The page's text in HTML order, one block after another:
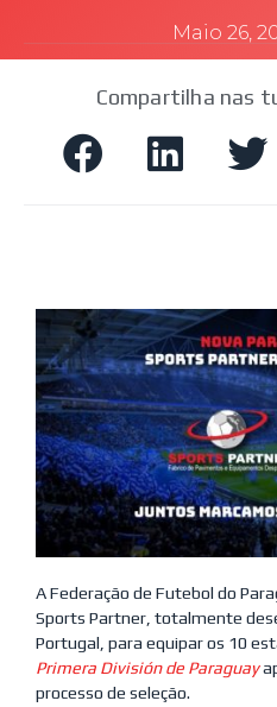
Maio 26,
Compartilha nas
A Federação de Futebol do
Sports Partner, totalmente
Portugal, para equipar os 10
Primera División de Paraguay
processo de seleção.